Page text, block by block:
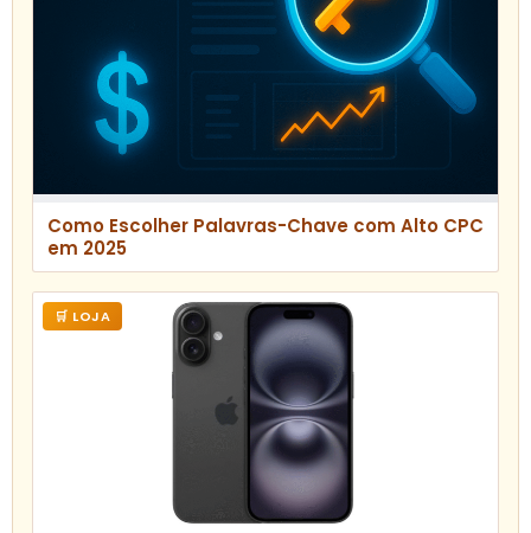
Como Escolher Palavras-Chave com Alto CPC
em 2025
🛒 LOJA